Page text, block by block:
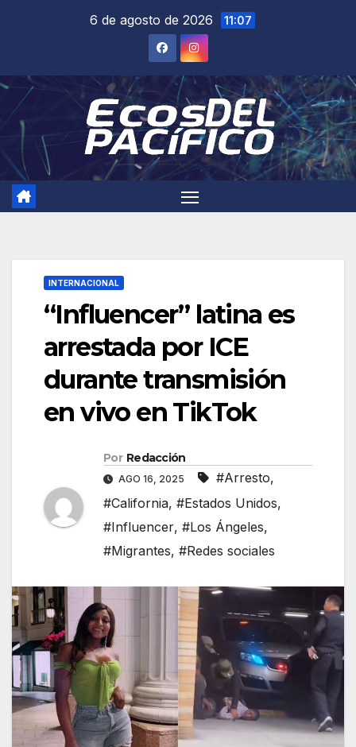
6 de agosto de 2026 11:07
INTERNACIONAL
“Influencer” latina es
arrestada por ICE
durante transmisión
en vivo en TikTok
Por Redacción
AGO 16, 2025 #Arresto,
#California, #Estados Unidos,
#Influencer, #Los Ángeles,
#Migrantes, #Redes sociales